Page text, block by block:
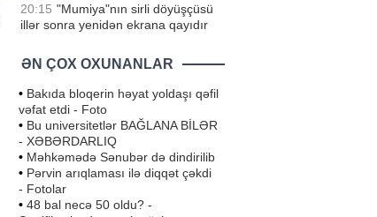
20:15 "Mumiya"nın sirli döyüşçüsü
illər sonra yenidən ekrana qayıdır
ƏN ÇOX OXUNANLAR
• Bakıda bloqerin həyat yoldaşı qəfil
vəfat etdi - Foto
• Bu universitetlər BAĞLANA BİLƏR
- XƏBƏRDARLIQ
• Məhkəmədə Sənubər də dindirilib
• Pərvin arıqlaması ilə diqqət çəkdi
- Fotolar
• 48 bal necə 50 oldu? -